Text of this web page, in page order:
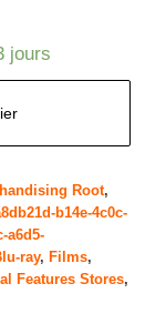
jours
Root,
b14e-4c0c-
a6d5-
ray, Films,
Features Stores,